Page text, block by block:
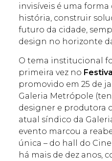
invisíveis é uma
história, construir
futuro da cidade,
design no horizonte
O tema institucional
primeira vez no
promovido em 25 de
Galeria Metrópole
designer e produtora
atual síndico da
evento marcou a
única – do hall do
há mais de dez anos,